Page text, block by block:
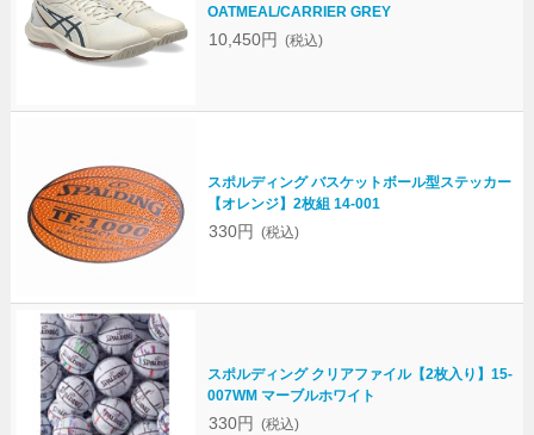
OATMEAL/CARRIER GREY
10,450円 (税込)
スポルディング バスケットボール型ステッカー
【オレンジ】2枚組 14-001
330円 (税込)
スポルディング クリアファイル【2枚入り】15-
007WM マーブルホワイト
330円 (税込)